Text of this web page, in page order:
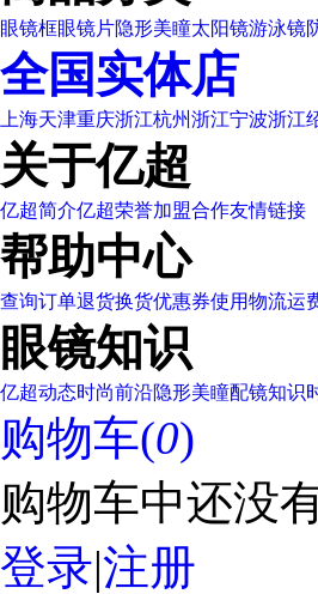
眼镜框眼镜片隐形美瞳太阳镜游泳镜
全国实体店
上海天津重庆浙江杭州浙江宁波浙江
关于亿超
亿超简介亿超荣誉加盟合作友情链接
帮助中心
查询订单退货换货优惠券使用物流运
眼镜知识
亿超动态时尚前沿隐形美瞳配镜知识
购物车(0)
购物车中还没
登录|注册